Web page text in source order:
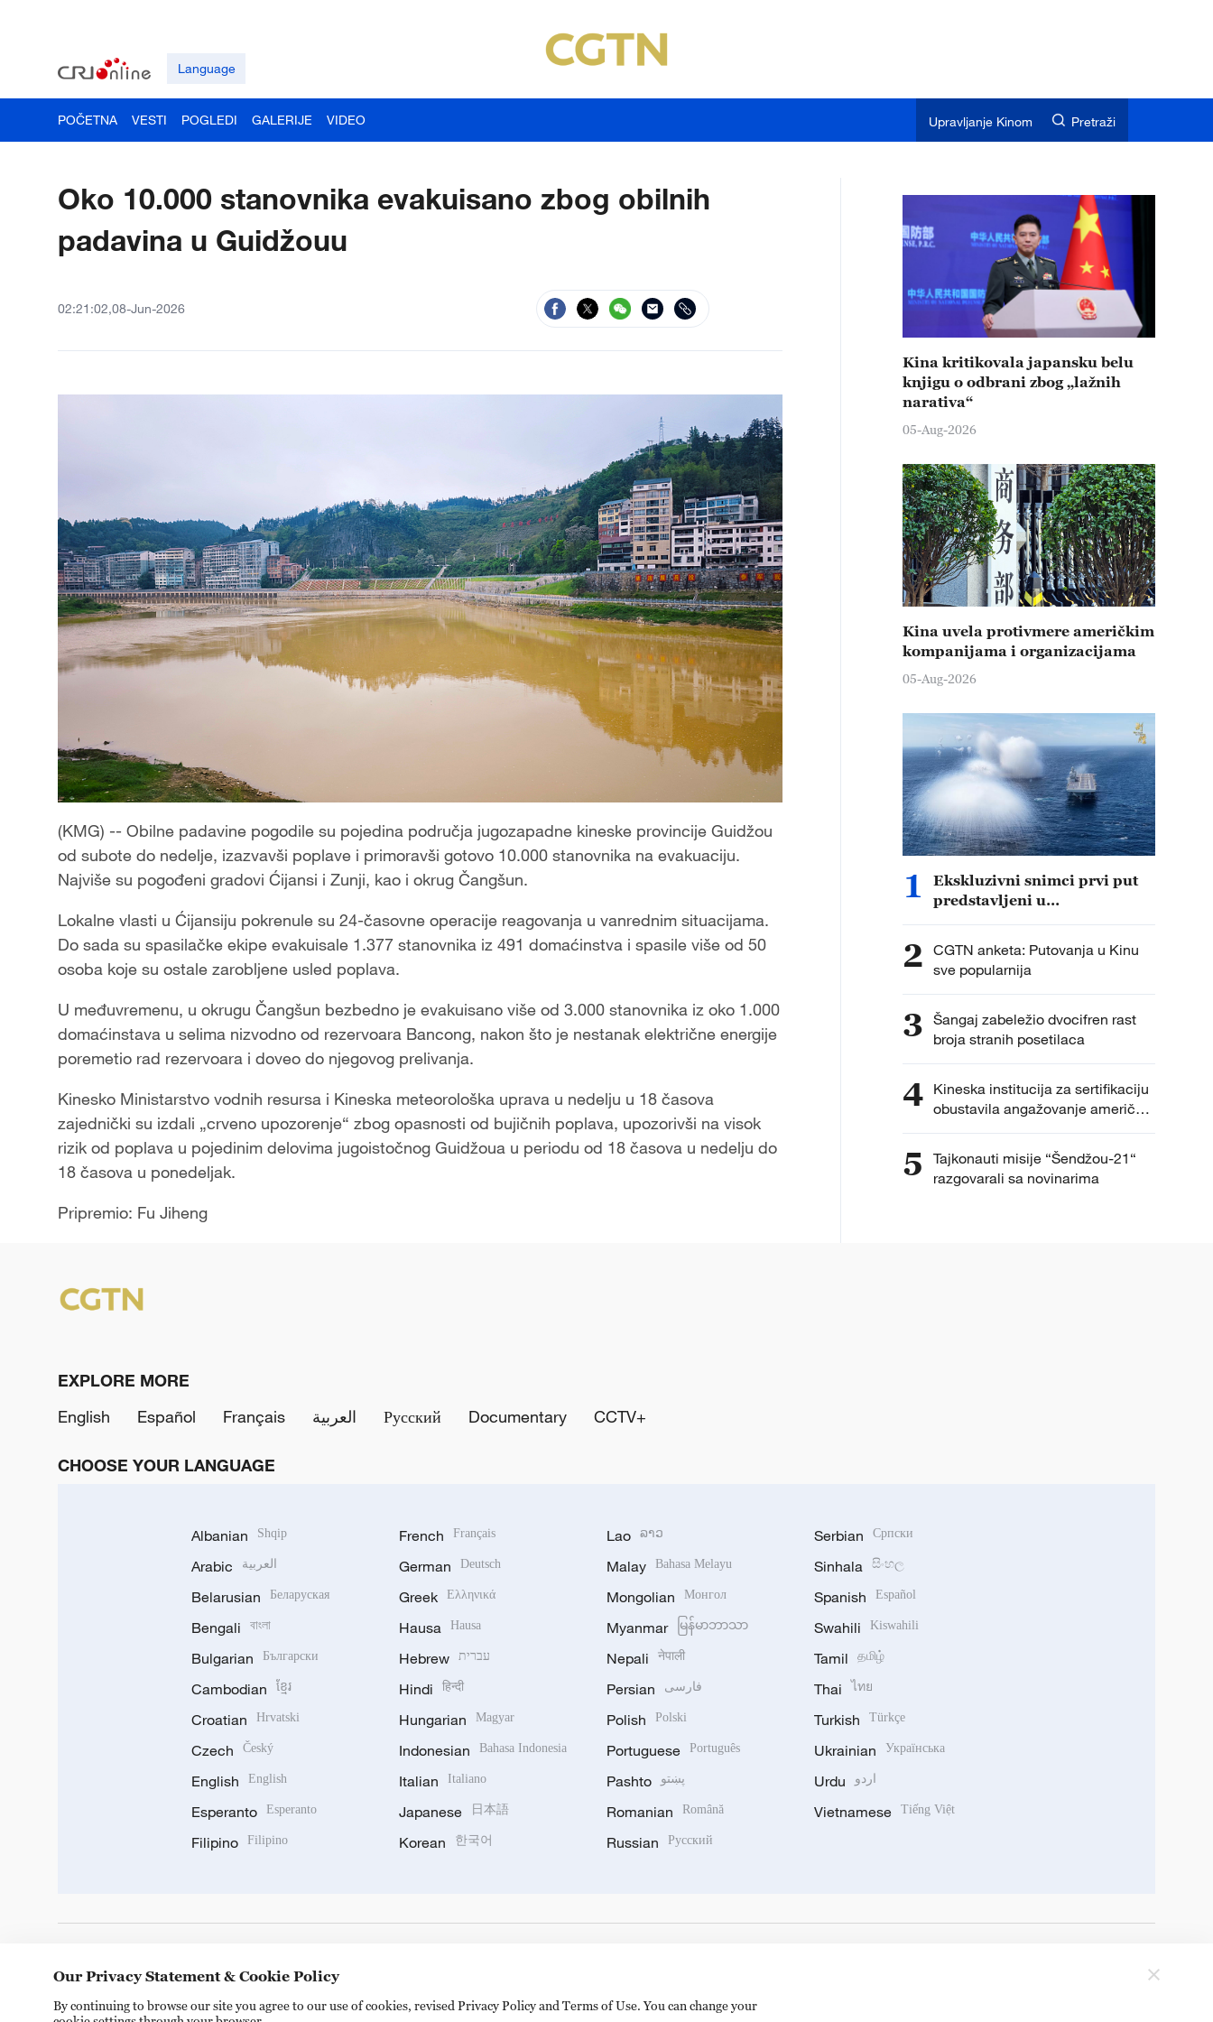
Language
POČETNA VESTI POGLEDI GALERIJE VIDEO Upravljanje Kinom Pretraži
Oko 10.000 stanovnika evakuisano zbog obilnih
padavina u Guidžouu
02:21:02,08-Jun-2026
(KMG) -- Obilne padavine pogodile su pojedina područja jugozapadne kineske provincije Guidžou
od subote do nedelje, izazvavši poplave i primoravši gotovo 10.000 stanovnika na evakuaciju.
Najviše su pogođeni gradovi Ćijansi i Zunji, kao i okrug Čangšun.
Lokalne vlasti u Ćijansiju pokrenule su 24-časovne operacije reagovanja u vanrednim situacijama.
Do sada su spasilačke ekipe evakuisale 1.377 stanovnika iz 491 domaćinstva i spasile više od 50
osoba koje su ostale zarobljene usled poplava.
U međuvremenu, u okrugu Čangšun bezbedno je evakuisano više od 3.000 stanovnika iz oko 1.000
domaćinstava u selima nizvodno od rezervoara Bancong, nakon što je nestanak električne energije
poremetio rad rezervoara i doveo do njegovog prelivanja.
Kinesko Ministarstvo vodnih resursa i Kineska meteorološka uprava u nedelju u 18 časova
zajednički su izdali „crveno upozorenje“ zbog opasnosti od bujičnih poplava, upozorivši na visok
rizik od poplava u pojedinim delovima jugoistočnog Guidžoua u periodu od 18 časova u nedelju do
18 časova u ponedeljak.
Pripremio: Fu Jiheng
Kina kritikovala japansku belu
knjigu o odbrani zbog „lažnih
narativa“
05-Aug-2026
Kina uvela protivmere američkim
kompanijama i organizacijama
05-Aug-2026
1
Ekskluzivni snimci prvi put
predstavljeni u
2 CGTN anketa: Putovanja u Kinu
sve popularnija
3 Šangaj zabeležio dvocifren rast
broja stranih posetilaca
4 Kineska institucija za sertifikaciju
obustavila angažovanje američkih
agencija za sprovođenje
5
Tajkonauti misije “Šendžou-21“
razgovarali sa novinarima
EXPLORE MORE
English
Español Français العربية Русский Documentary CCTV+
CHOOSE YOUR LANGUAGE
Albanian Shqip
Arabic العربية
Belarusian Беларуская
Bengali বাংলা
Bulgarian Български
Cambodian ខ្មែរ
Croatian Hrvatski
Czech Český
English English
Esperanto Esperanto
Filipino Filipino
French Français
German Deutsch
Greek Ελληνικά
Hausa Hausa
Hebrew עברית
Hindi हिन्दी
Hungarian Magyar
Indonesian Bahasa Indonesia
Italian Italiano
Japanese 日本語
Korean 한국어
Lao ລາວ
Malay Bahasa Melayu
Mongolian Монгол
Myanmar မြန်မာဘာသာ
Nepali नेपाली
Persian فارسی
Polish Polski
Portuguese Português
Pashto پښتو
Romanian Română
Russian Русский
Serbian Српски
Sinhala සිංහල
Spanish Español
Swahili Kiswahili
Tamil தமிழ்
Thai ไทย
Turkish Türkçe
Ukrainian Українська
Urdu اردو
Vietnamese Tiếng Việt
Our Privacy Statement & Cookie Policy
By continuing to browse our site you agree to our use of cookies, revised Privacy Policy and Terms of Use. You can change your